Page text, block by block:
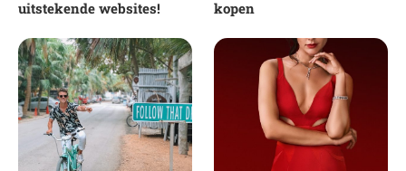
uitstekende websites!
kopen